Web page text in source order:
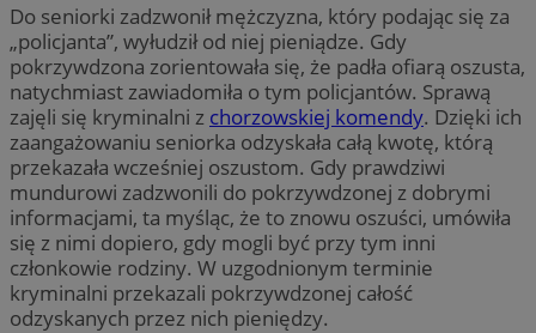
Do seniorki zadzwonił mężczyzna, który podając się za
„policjanta”, wyłudził od niej pieniądze. Gdy
pokrzywdzona zorientowała się, że padła ofiarą oszusta,
natychmiast zawiadomiła o tym policjantów. Sprawą
zajęli się kryminalni z chorzowskiej komendy. Dzięki ich
zaangażowaniu seniorka odzyskała całą kwotę, którą
przekazała wcześniej oszustom. Gdy prawdziwi
mundurowi zadzwonili do pokrzywdzonej z dobrymi
informacjami, ta myśląc, że to znowu oszuści, umówiła
się z nimi dopiero, gdy mogli być przy tym inni
członkowie rodziny. W uzgodnionym terminie
kryminalni przekazali pokrzywdzonej całość
odzyskanych przez nich pieniędzy.